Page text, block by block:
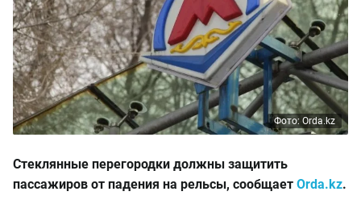
Фото: Orda.kz
Стеклянные перегородки должны защитить
пассажиров от падения на рельсы, сообщает Orda.kz.